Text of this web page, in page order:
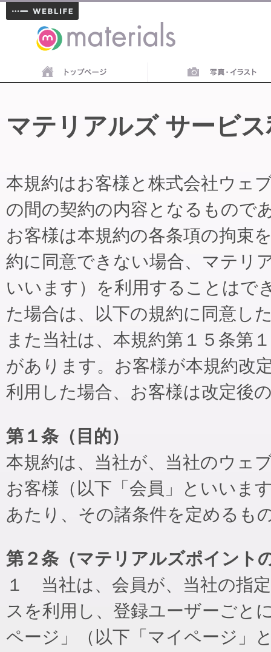
materials
マテリアルズ サービ
本規約はお客様と株式会社ウェ
の間の契約の内容となるもので
お客様は本規約の各条項の拘束
約に同意できない場合、マテリ
いいます）を利用することはで
た場合は、以下の規約に同意し
また当社は、本規約第１５条第
があります。お客様が本規約改
利用した場合、お客様は改定後
第１条（目的）
本規約は、当社が、当社のウェ
お客様（以下「会員」といいま
あたり、その諸条件を定めるも
第２条（マテリアルズポイント
１ 当社は、会員が、当社の指
スを利用し、登録ユーザーごと
ページ」（以下「マイページ」